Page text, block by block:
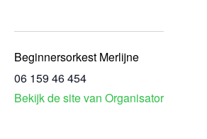
Beginnersorkest Merlijne
06 159 46 454
Bekijk de site van Organisator